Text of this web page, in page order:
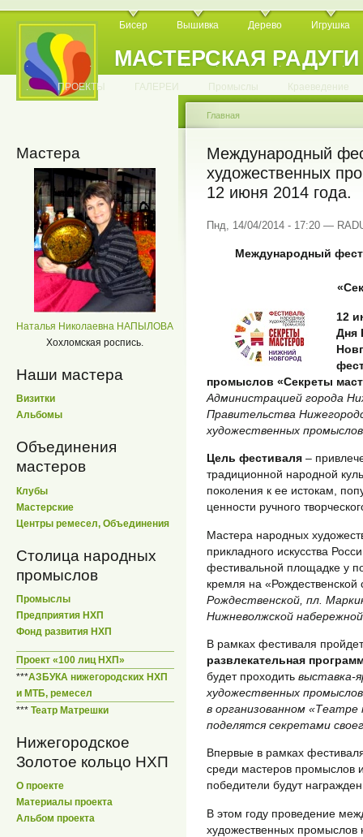
МАСТЕРСКАЯ РАДУГИ
Бисер Вышивка Дерево Игрушка
. . . . . . . . . . .
. ПРОЕКТЫ ГАЛЕРЕИ Промыслы Краеведение
Мастера
Наталья Николаевна НАПЫЛОВА
Хохломская роспись.
Наши мастера
Визитки
Альбомы
Объединения
мастеров
Клубы
Мастерские
Центры ремесел, Объединения
Столица народных
промыслов
Промыслы
Предприятия НХП
Фонд развития НХП
Проект «100 лиц НХП»
***АЗБУКА нижегородских НХП
и МТБ, ремесел
*** Театр Матрешки
Нижегородское
Золотое кольцо НХП
О проекте
Материалы проекта
Альбом проекта
Главная
Международный
художественных
12 июня 2014 года.
Пнд, 14/04/2014 - 17:20 —
Международный
12
Дня
промыслов «Секреты
Администрацией города
Правительства
художественных
Цель фестиваля –
традиционной народной
поколения к ее истокам,
ценности ручного
Мастера народных
прикладного искусства
фестивальной площадке у
кремля на
Рождественской, пл.
Нижневолжской набережной
В рамках фестиваля
развлекательная
будет проходить выставка-
художественных
в организованном
поделятся секретами
Впервые в рамках
среди мастеров промыслов
победители будут
В этом году проведение
художественных промыслов